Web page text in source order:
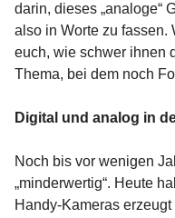
darin, dieses „analoge“
also in Worte zu fassen.
euch, wie schwer ihnen
Thema, bei dem noch
Digital und analog in
Noch bis vor wenigen
„minderwertig“. Heute
Handy-Kameras